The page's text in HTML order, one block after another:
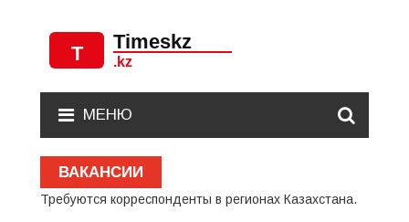
МЕНЮ
ВАКАНСИИ
Требуются корреспонденты в регионах Казахстана.